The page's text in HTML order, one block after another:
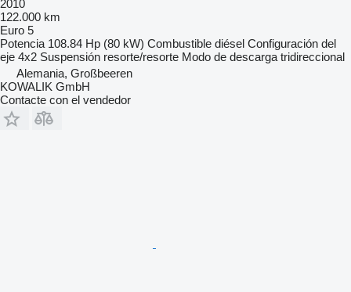
2010
122.000 km
Euro 5
Potencia 108.84 Hp (80 kW) Combustible diésel Configuración del
eje 4x2 Suspensión resorte/resorte Modo de descarga tridireccional
Alemania, Großbeeren
KOWALIK GmbH
Contacte con el vendedor